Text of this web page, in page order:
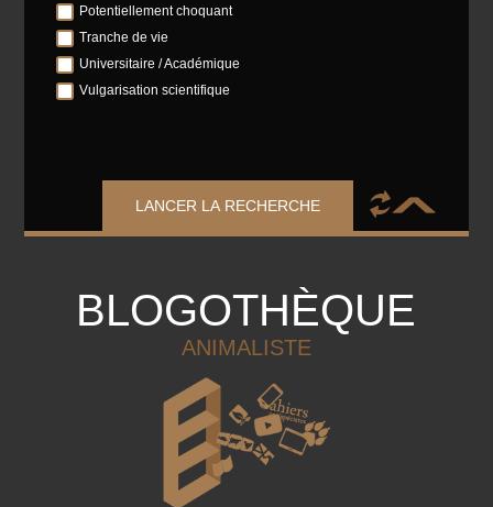
Potentiellement choquant
Tranche de vie
Universitaire / Académique
Vulgarisation scientifique
LANCER LA RECHERCHE
BLOGOTHÈQUE
ANIMALISTE